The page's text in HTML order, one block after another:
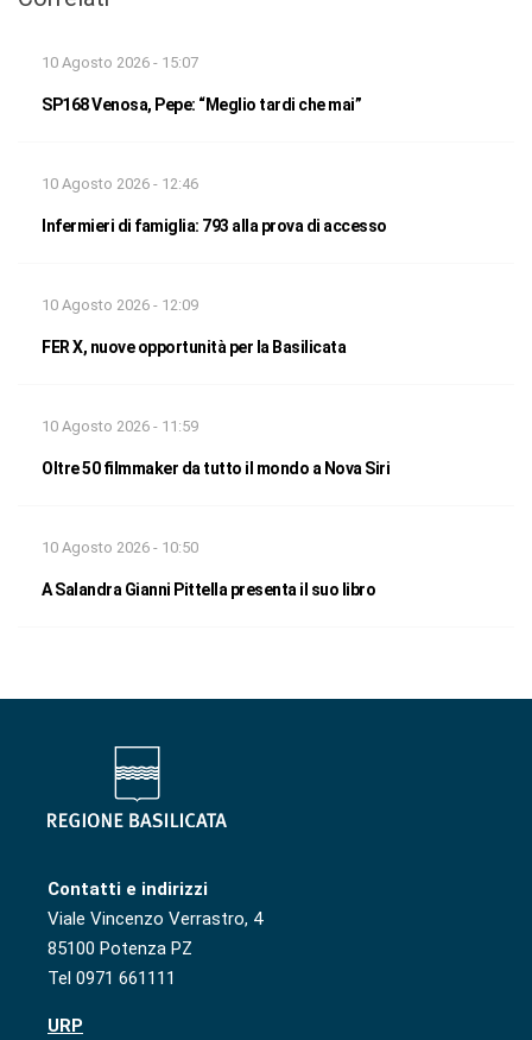
10 Agosto 2026 - 15:07
SP168 Venosa, Pepe: “Meglio tardi che mai”
10 Agosto 2026 - 12:46
Infermieri di famiglia: 793 alla prova di accesso
10 Agosto 2026 - 12:09
FER X, nuove opportunità per la Basilicata
10 Agosto 2026 - 11:59
Oltre 50 filmmaker da tutto il mondo a Nova Siri
10 Agosto 2026 - 10:50
A Salandra Gianni Pittella presenta il suo libro
Contatti e indirizzi
Viale Vincenzo Verrastro, 4
85100 Potenza PZ
Tel 0971 661111
URP